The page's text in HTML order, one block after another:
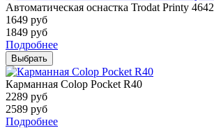
Автоматическая оснастка Trodat Printy 4642
1649 руб
1849 руб
Подробнее
Выбрать
Карманная Colop Pocket R40
2289 руб
2589 руб
Подробнее